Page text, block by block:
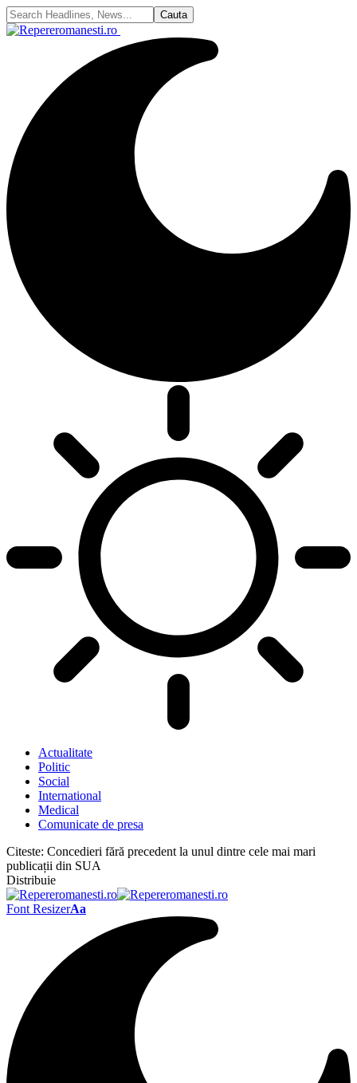
Actualitate
Politic
Social
International
Medical
Comunicate de presa
Citeste: Concedieri fără precedent la unul dintre cele mai mari
publicații din SUA
Distribuie
Font ResizerAa